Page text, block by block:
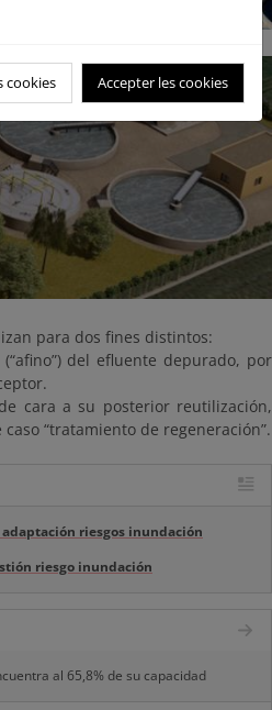
para dos fines distintos:
del efluente depurado, por
cara a su posterior reutilización,
“tratamiento de regeneración”.
riesgos inundación
riesgo inundación
al 65,8% de su capacidad
cookies Accepter les cookies